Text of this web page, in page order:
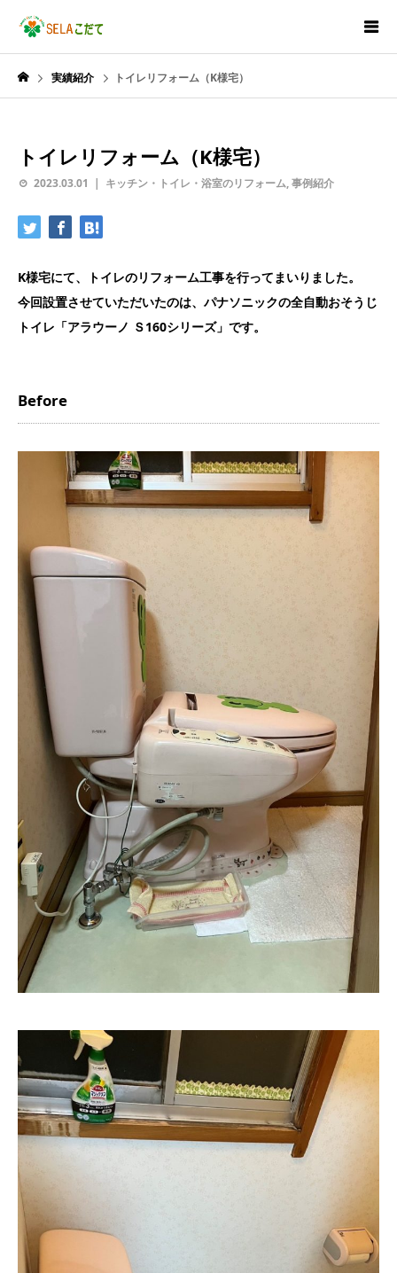
実績紹介 トイレリフォーム（K様宅）
トイレリフォーム（K様宅）
2023.03.01 キッチン・トイレ・浴室のリフォーム,事例紹介
K様宅にて、トイレのリフォーム工事を行ってまいりました。
今回設置させていただいたのは、パナソニックの全自動おそうじ
トイレ「アラウーノ Ｓ160シリーズ」です。
Before